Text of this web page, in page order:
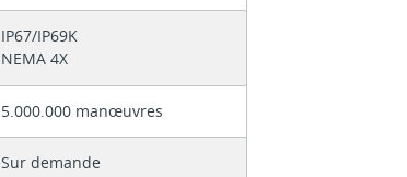
IP67/IP69K
NEMA 4X
5.000.000 manœuvres
Sur demande